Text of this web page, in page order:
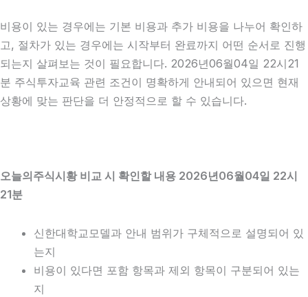
비용이 있는 경우에는 기본 비용과 추가 비용을 나누어 확인하
고, 절차가 있는 경우에는 시작부터 완료까지 어떤 순서로 진행
되는지 살펴보는 것이 필요합니다. 2026년06월04일 22시21
분 주식투자교육 관련 조건이 명확하게 안내되어 있으면 현재
상황에 맞는 판단을 더 안정적으로 할 수 있습니다.
오늘의주식시황 비교 시 확인할 내용 2026년06월04일 22시
21분
신한대학교모델과 안내 범위가 구체적으로 설명되어 있
는지
비용이 있다면 포함 항목과 제외 항목이 구분되어 있는
지